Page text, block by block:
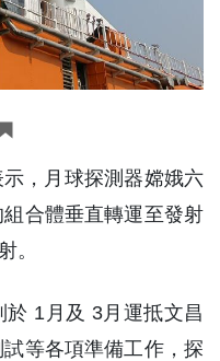
，月球探測器嫦娥六
合體垂直轉運至發射
。
1月及 3月運抵文昌
等各項準備工作，探